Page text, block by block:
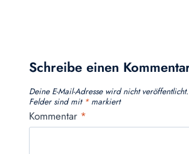
Schreibe einen
Deine E-Mail-Adresse wird nicht veröffentlicht.
Felder sind mit *markiert
Kommentar *